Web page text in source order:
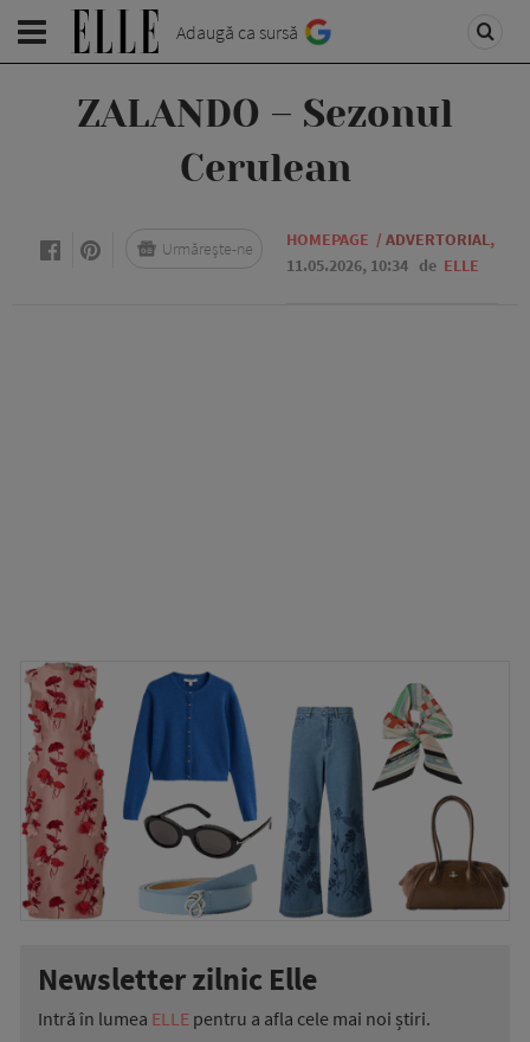
Adaugă ca sursă
ZALANDO – Sezonul
Cerulean
HOMEPAGE / ADVERTORIAL,
11.05.2026, 10:34 de ELLE
Urmărește-ne
Newsletter zilnic Elle
Intră în lumea ELLE pentru a afla cele mai noi știri.